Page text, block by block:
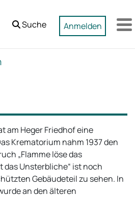
Suche Anmelden
am Heger Friedhof eine
Krematorium nahm 1937 den
„Flamme löse das
das Unsterbliche“ ist noch
Gebäudeteil zu sehen. In
an den älteren